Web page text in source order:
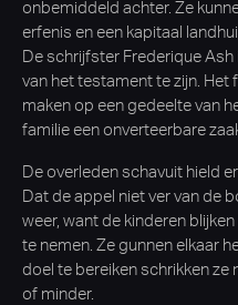
onbemiddeld achter. Ze
erfenis en een kapitaal
De schrijfster Frederique
van het testament te zijn. Het
maken op een gedeelte van
familie een onverteerbare
De overleden schavuit hield
Dat de appel niet ver van de
weer, want de kinderen
te nemen. Ze gunnen elkaar
doel te bereiken schrikken
of minder.